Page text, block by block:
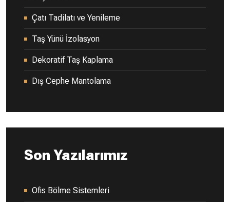
Çatı Tadilatı ve Yenileme
Taş Yünü İzolasyon
Dekoratif Taş Kaplama
Dış Cephe Mantolama
Son Yazılarımız
Ofis Bölme Sistemleri